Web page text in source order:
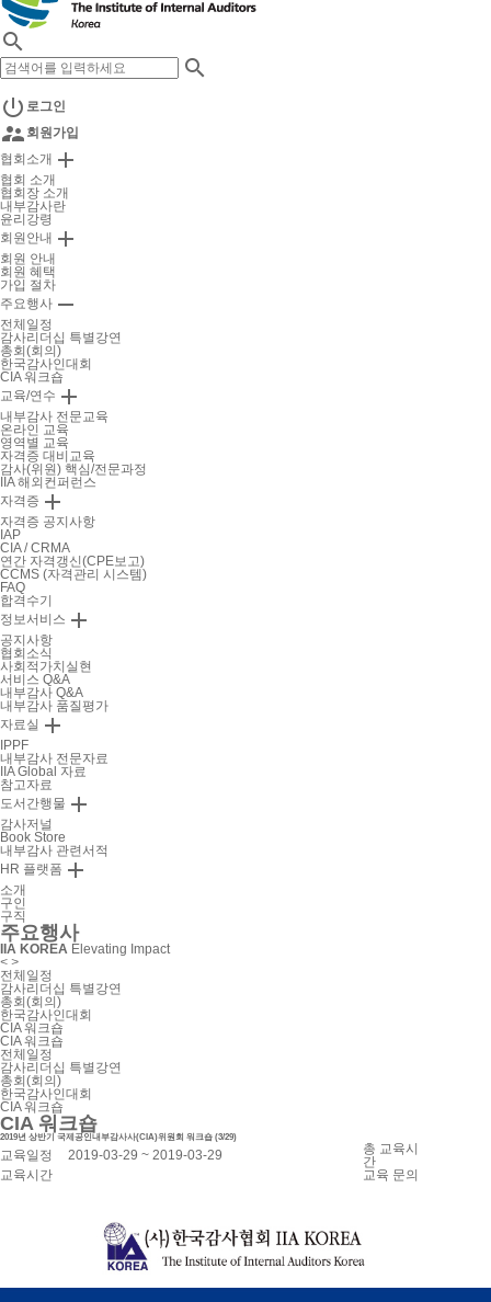


 로그인
 회원가입
협회소개 
협회 소개
협회장 소개
내부감사란
윤리강령
회원안내 
회원 안내
회원 혜택
가입 절차
주요행사 
전체일정
감사리더십 특별강연
총회(회의)
한국감사인대회
CIA 워크숍
교육/연수 
내부감사 전문교육
온라인 교육
영역별 교육
자격증 대비교육
감사(위원) 핵심/전문과정
IIA 해외컨퍼런스
자격증 
자격증 공지사항
IAP
CIA / CRMA
연간 자격갱신(CPE보고)
CCMS (자격관리 시스템)
FAQ
합격수기
정보서비스 
공지사항
협회소식
사회적가치실현
서비스 Q&A
내부감사 Q&A
내부감사 품질평가
자료실 
IPPF
내부감사 전문자료
IIA Global 자료
참고자료
도서간행물 
감사저널
Book Store
내부감사 관련서적
HR 플랫폼 
소개
구인
구직
주요행사
IIA KOREA Elevating Impact
< >
전체일정
감사리더십 특별강연
총회(회의)
한국감사인대회
CIA 워크숍
CIA 워크숍
전체일정
감사리더십 특별강연
총회(회의)
한국감사인대회
CIA 워크숍
CIA 워크숍
2019년 상반기 국제공인내부감사사(CIA)위원회 워크숍 (3/29)
교육일정 2019-03-29 ~ 2019-03-29
총 교육시
간
교육시간
교육 문의